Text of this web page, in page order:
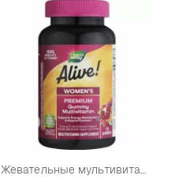
Жевательные мультивитамины для женщин